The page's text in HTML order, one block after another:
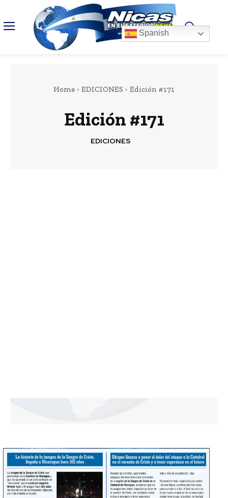
Home EDICIONES Edición #171
Edición #171
EDICIONES
Spanish